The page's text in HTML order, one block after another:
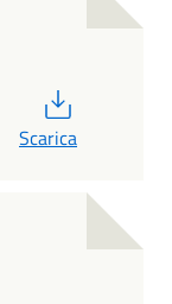
Scarica